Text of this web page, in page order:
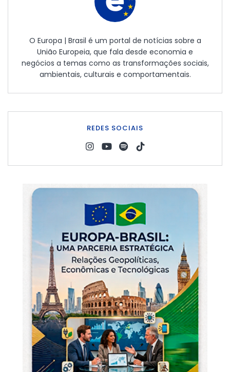
O Europa | Brasil é um portal de notícias sobre a
União Europeia, que fala desde economia e
negócios a temas como as transformações sociais,
ambientais, culturais e comportamentais.
REDES SOCIAIS